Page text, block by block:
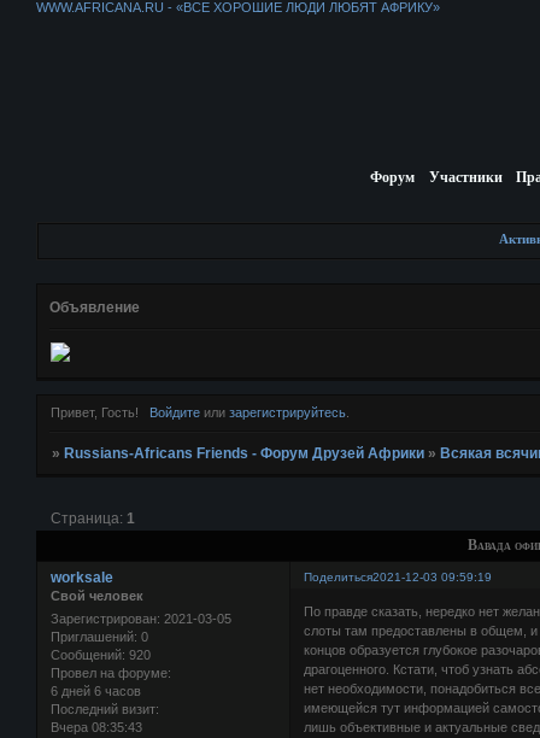
WWW.AFRICANA.RU - «ВСЕ ХОРОШИЕ ЛЮДИ ЛЮБЯТ АФРИКУ»
Форум Участники
Объявление
Привет, Гость! Войдитеили зарегистрируйтесь.
» Russians-Africans Friends - Форум Друзей Африки » Всякая
Вавада
Страница: 1
Поделиться2021-12-03 09:59:19
worksale
Свой человек
Зарегистрирован: 2021-03-05
Приглашений: 0
Сообщений: 920
Провел на форуме:
6 дней 6 часов
Последний визит:
Вчера 08:35:43
По правде сказать, нередко нет
слоты там предоставлены в общем, и
концов образуется глубокое
драгоценного. Кстати, чтоб узнать
нет необходимости, понадобиться
имеющейся тут информацией
лишь объективные и актуальные